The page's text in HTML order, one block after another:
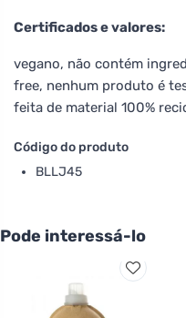
Certificados e valores:
vegano, não contém
free, nenhum produto é
feita de material 100%
Código do produto
BLLJ45
Pode interessá-lo